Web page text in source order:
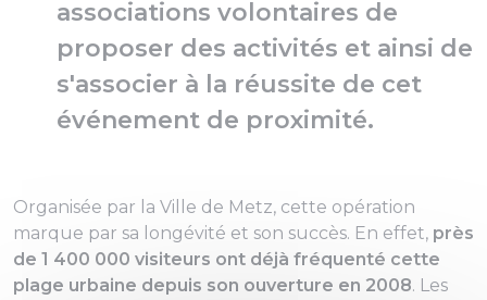
associations volontaires de
proposer des activités et ainsi de
s'associer à la réussite de cet
événement de proximité.
Organisée par la Ville de Metz, cette opération
marque par sa longévité et son succès. En effet, près
de 1 400 000 visiteurs ont déjà fréquenté cette
plage urbaine depuis son ouverture en 2008. Les